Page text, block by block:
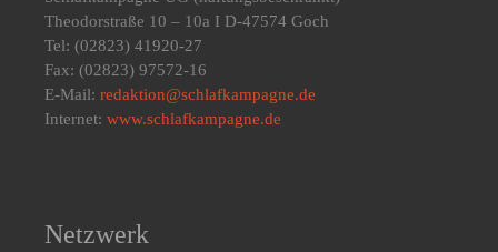
Theodorstraße 10 – 10a I D-47574 Goch
Tel: (02823) 41920-27
Fax: (02823) 97572-16
E-Mail: redaktion@schlafkampagne.de
Internet: www.schlafkampagne.de
Netzwerk